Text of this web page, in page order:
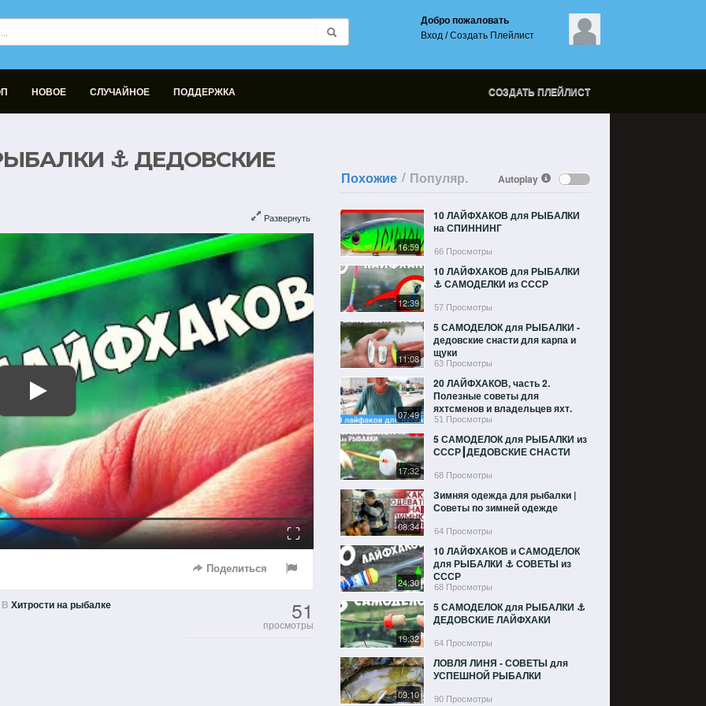
Добро пожаловать
Вход /Создать Плейлист
НОВОЕ СЛУЧАЙНОЕ ПОДДЕРЖКА СОЗДАТЬ ПЛЕЙЛИСТ
⚓ ДЕДОВСКИЕ
Развернуть
Fullscreen
Поделиться
ВХитрости на рыбалке 51
просмотры
Autoplay
Похожие / Популяр.
16:59
10 ЛАЙФХАКОВ для РЫБАЛКИ
на СПИННИНГ
66 Просмотры
12:39
10 ЛАЙФХАКОВ для РЫБАЛКИ
⚓ САМОДЕЛКИ из СССР
57 Просмотры
11:08
5 САМОДЕЛОК для РЫБАЛКИ -
дедовские снасти для карпа и
щуки
63 Просмотры
07:49
20 ЛАЙФХАКОВ, часть 2.
Полезные советы для
яхтсменов и владельцев яхт.
Жизнь на ЯХТЕ | КАПИТАН
КОСТЯ
51 Просмотры
17:32
5 САМОДЕЛОК для РЫБАЛКИ из
СССР┃ДЕДОВСКИЕ СНАСТИ
68 Просмотры
08:34
Зимняя одежда для рыбалки |
Советы по зимней одежде
64 Просмотры
24:30
10 ЛАЙФХАКОВ и САМОДЕЛОК
для РЫБАЛКИ ⚓ СОВЕТЫ из
СССР
68 Просмотры
19:32
5 САМОДЕЛОК для РЫБАЛКИ ⚓
ДЕДОВСКИЕ ЛАЙФХАКИ
64 Просмотры
09:10
ЛОВЛЯ ЛИНЯ - СОВЕТЫ для
УСПЕШНОЙ РЫБАЛКИ
90 Просмотры